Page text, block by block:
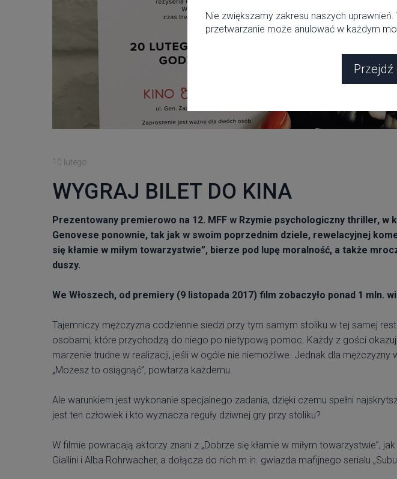
10 lutego
WYGRAJ BILET DO KINA
Prezentowany premierowo na 12. MFF w Rzymie psychologiczny thriller, w
Genovese ponownie, tak jak w swoim poprzednim dziele, rewelacyjnej
się kłamie w miłym towarzystwie”, bierze pod lupę moralność, a także
duszy.
We Włoszech, od premiery (9 listopada 2017) film zobaczyło ponad 1 mln.
Tajemniczy mężczyzna codziennie siedzi przy tym samym stoliku w tej samej
osobami, które przychodzą do niego po nietypową pomoc. Każdy z gości
marzenie trudne w realizacji, jeśli w ogóle nie niemożliwe. Jednak dla mężczyzny
„Możesz to osiągnąć”, powtarza każdemu.
Ale warunkiem jest wykonanie specjalnego zadania, dzięki czemu spełni
jest ten człowiek i kto wyznacza reguły dziwnej gry przy stoliku?
W filmie powracają aktorzy znani z „Dobrze się kłamie w miłym towarzystwie”,
Giallini i Alba Rohrwacher, a dołącza do nich m.in. gwiazda mafijnego serialu
Nie zwiększamy zakresu naszych
przetwarzanie może anulować w każdym
Przejdź